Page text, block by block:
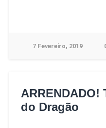
7 Fevereiro, 2019
ARRENDADO!
do Dragão